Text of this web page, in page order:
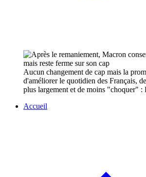
Aucun changement de cap mais la
d'améliorer le quotidien des Français,
plus largement et de moins "choquer" :
Accueil